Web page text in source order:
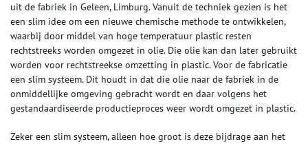
uit de fabriek in Geleen, Limburg. Vanuit de techniek gezien is het
een slim idee om een nieuwe chemische methode te ontwikkelen,
waarbij door middel van hoge temperatuur plastic resten
rechtstreeks worden omgezet in olie. Die olie kan dan later gebruikt
worden voor rechtstreekse omzetting in plastic. Voor de fabricatie
een slim systeem. Dit houdt in dat die olie naar de fabriek in de
onmiddellijke omgeving gebracht wordt en daar volgens het
gestandaardiseerde productieproces weer wordt omgezet in plastic.
Zeker een slim systeem, alleen hoe groot is deze bijdrage aan het